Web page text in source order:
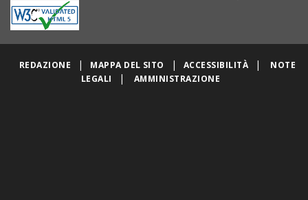
REDAZIONE | MAPPA DEL SITO | ACCESSIBILITÀ |
NOTE
LEGALI
| AMMINISTRAZIONE